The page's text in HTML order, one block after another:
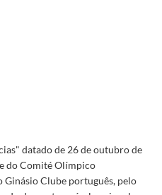
datado de 26 de outubro de
do Comité Olímpico
Ginásio Clube português, pelo